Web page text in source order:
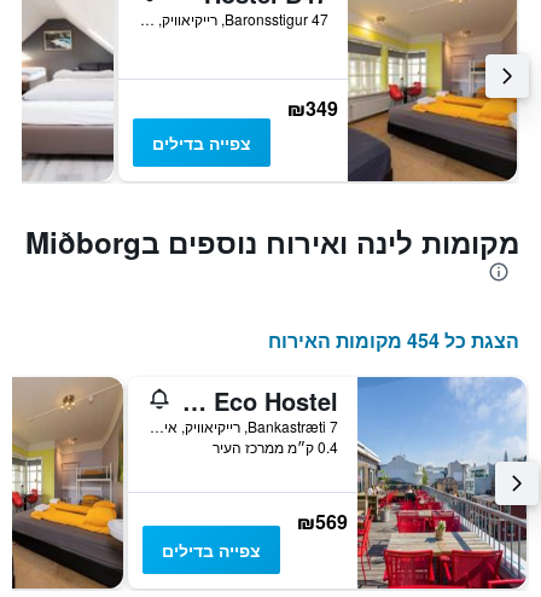
Baronsstigur 47, רייקיאוויק, איסלנד
₪349
צפייה בדילים
מקומות לינה ואירוח נוספים בMiðborg
הצגת כל 454 מקומות האירוח
Loft - Hi Eco Hostel
Bankastræti 7, רייקיאוויק, איסלנד
0.4 ק״מ ממרכז העיר
₪569
צפייה בדילים